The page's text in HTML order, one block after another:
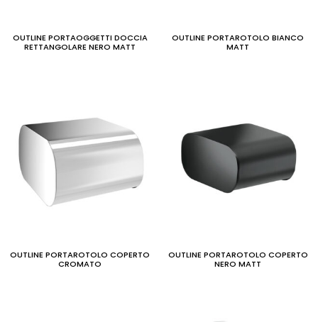
OUTLINE PORTAOGGETTI DOCCIA
RETTANGOLARE NERO MATT
OUTLINE PORTAROTOLO BIANCO
MATT
OUTLINE PORTAROTOLO COPERTO
CROMATO
OUTLINE PORTAROTOLO COPERTO
NERO MATT